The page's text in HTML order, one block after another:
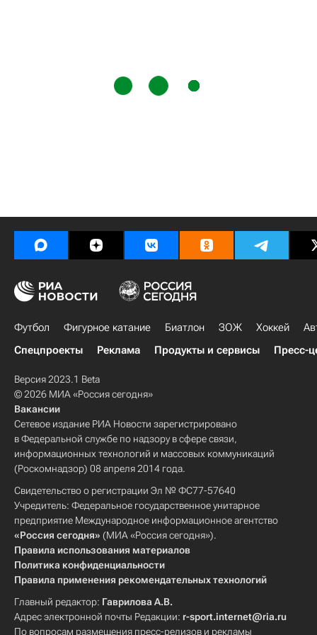
Футбол Фигурное катание Биатлон ЗОЖ Хоккей
Спецпроекты
Реклама Продукты и сервисы Пресс-
Версия 2023.1 Beta
© 2026 МИА «Россия сегодня»
Вакансии
Сетевое издание РИА Новости зарегистрировано
в Федеральной службе по надзору в сфере связи,
информационных технологий и массовых коммуникаций
(Роскомнадзор) 08 апреля 2014 года.
Свидетельство о регистрации Эл № ФС77-57640
Учредитель: Федеральное государственное унитарное
предприятие Международное информационное агентство
«Россия сегодня» (МИА «Россия сегодня»).
Правила использования материалов
Политика конфиденциальности
Правила применения рекомендательных технологий
Главный редактор: Гаврилова А.В.
Адрес электронной почты Редакции: r-sport.internet@ria.ru
По вопросам размещения пресс-релизов и рекламы